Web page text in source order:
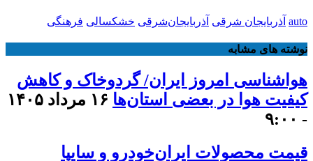
auto آذربایجان شرقی آذربایجان‌شرقی خشکسالی فرهنگی
نوشته های مشابه
هواشناسی امروز ایران/ گردوخاک و کاهش
کیفیت هوا در بعضی استان‌ها
۱۶ مرداد ۱۴۰۵
- ۹:۰۰
قیمت محصولات ایران‌خودرو و سایپا